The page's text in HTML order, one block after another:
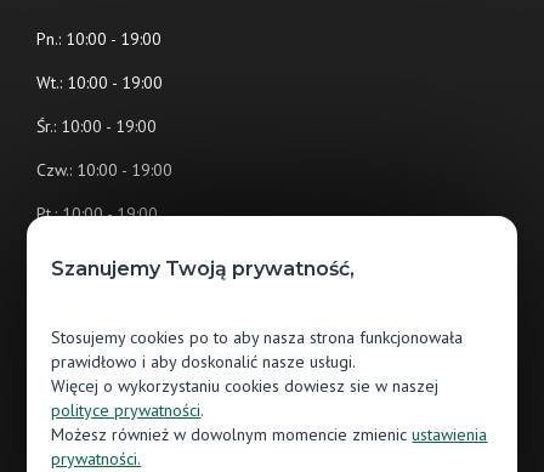
Pn.: 10:00 - 19:00
Wt.: 10:00 - 19:00
Śr.: 10:00 - 19:00
Czw.: 10:00 - 19:00
Pt.: 10:00 - 19:00
Sb.: 10:00 - 14:00
Salon nr 1 Jawor-Parkiet Kraków
ul. Zakopiańska 56/4
30-435 Kraków
krakow@parkiet-expert.pl
Szanujemy Twoją prywatność,
Stosujemy cookies po to aby nasza strona funkcjonowała
prawidłowo i aby doskonalić nasze usługi.
Więcej o wykorzystaniu cookies dowiesz sie w naszej
polityce prywatności.
Możesz również w dowolnym momencie zmienicustawienia
prywatności.